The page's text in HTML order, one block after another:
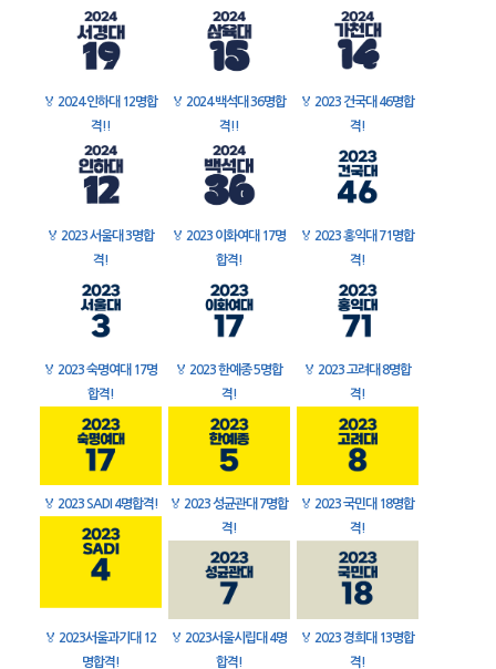
🏅 2024 인하대 12명합
격!!
🏅 2024 백석대 36명합
격!!
🏅 2023 건국대 46명합
격!
🏅 2023 서울대 3명합
격!
🏅 2023 이화여대 17명
합격!
🏅 2023 홍익대 71명합
격!
🏅 2023 숙명여대 17명
합격!
🏅 2023 한예종 5명합
격!
🏅 2023 고려대 8명합
격!
🏅 2023 SADI 4명합격! 🏅 2023 성균관대 7명합
격!
🏅 2023 국민대 18명합
격!
🏅 2023서울과기대 12
명합격!
🏅 2023서울시립대 4명
합격!
🏅 2023 경희대 13명합
격!